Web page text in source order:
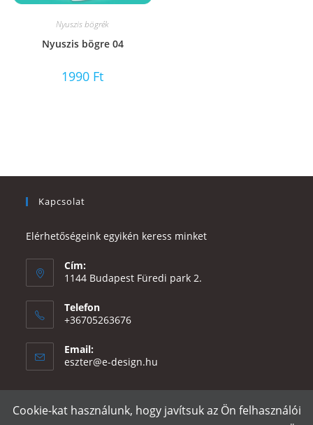
Nyuszis bögrék
Nyuszis bögre 04
1990 Ft
Kapcsolat
Elérhetőségeink egyikén keress minket
Cím:
1144 Budapest Füredi park 2.
Telefon
+36705263676
Email:
eszter@e-design.hu
Cookie-kat használunk, hogy javítsuk az Ön felhasználói